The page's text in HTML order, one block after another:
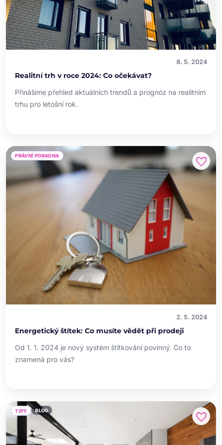
8. 5. 2024
Realitní trh v roce 2024: Co očekávat?
Přinášíme přehled aktuálních trendů a prognóz na realitním
trhu pro letošní rok.
PRÁVNÍ PORADNA favorite
2. 5. 2024
Energetický štítek: Co musíte vědět při prodeji
Od 1. 1. 2024 je nový systém štítkování povinný. Co to
znamená pro vás?
TIPY BLOG favorite